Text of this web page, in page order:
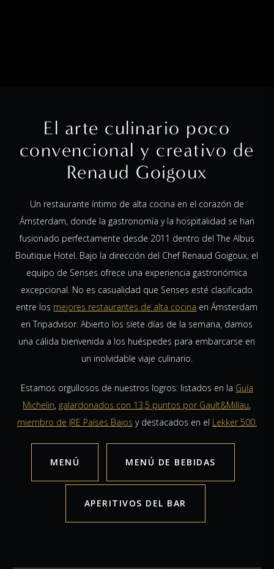
El arte culinario poco
convencional y creativo de
Renaud Goigoux
Un restaurante íntimo de alta cocina en el corazón de
Ámsterdam, donde la gastronomía y la hospitalidad se han
fusionado perfectamente desde 2011 dentro del The Albus
Boutique Hotel. Bajo la dirección del Chef Renaud Goigoux, el
equipo de Senses ofrece una experiencia gastronómica
excepcional. No es casualidad que Senses esté clasificado
entre los mejores restaurantes de alta cocina en Ámsterdam
en Tripadvisor. Abierto los siete días de la semana, damos
una cálida bienvenida a los huéspedes para embarcarse en
un inolvidable viaje culinario.
Estamos orgullosos de nuestros logros: listados en la Guía
Michelin, galardonados con 13,5 puntos por Gault&Millau,
miembro de JRE Países Bajos y destacados en el Lekker 500.
MENÚ MENÚ DE BEBIDAS
APERITIVOS DEL BAR